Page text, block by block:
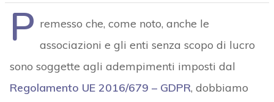
P remesso che, come noto, anche le
associazioni e gli enti senza scopo di lucro
sono soggette agli adempimenti imposti dal
Regolamento UE 2016/679 – GDPR, dobbiamo